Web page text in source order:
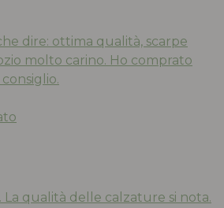
dire: ottima qualità, scarpe
molto carino. Ho comprato
La qualità delle calzature si nota.